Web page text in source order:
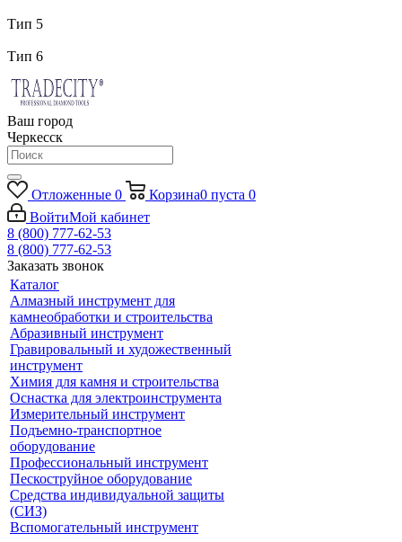
Тип 5
Тип 6
Ваш город
Черкесск
Отложенные 0 Корзина0 пуста 0
ВойтиМой кабинет
8 (800) 777-62-53
8 (800) 777-62-53
Заказать звонок
Каталог
Алмазный инструмент для
камнеобработки и строительства
Абразивный инструмент
Гравировальный и художественный
инструмент
Химия для камня и строительства
Оснастка для электроинструмента
Измерительный инструмент
Подъемно-транспортное
оборудование
Профессиональный инструмент
Пескоструйное оборудование
Средства индивидуальной защиты
(СИЗ)
Вспомогательный инструмент